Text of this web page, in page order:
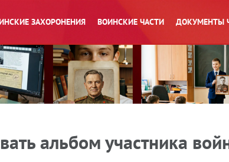
ЗАХОРОНЕНИЯ ВОИНСКИЕ ЧАСТИ ДОКУМЕНТЫ
альбом участника